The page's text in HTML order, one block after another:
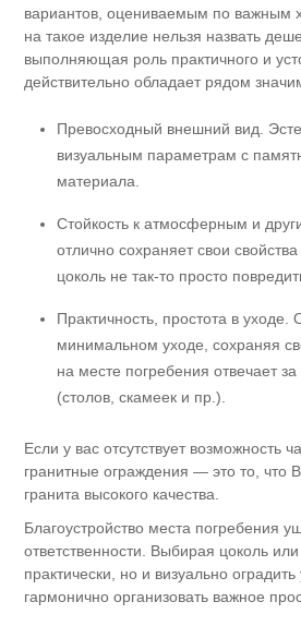
вариантов, оцениваемым по важным
на такое изделие нельзя назвать
выполняющая роль практичного и
действительно обладает рядом
Превосходный внешний вид.
визуальным параметрам с
материала.
Стойкость к атмосферным и
отлично сохраняет свои
цоколь не так-то просто
Практичность, простота в
минимальном уходе, сохраняя
на месте погребения отвечает
(столов, скамеек и пр.).
Если у вас отсутствует возможность
гранитные ограждения — это то, что
гранита высокого качества.
Благоустройство места погребения
ответственности. Выбирая цоколь
практически, но и визуально
гармонично организовать важное